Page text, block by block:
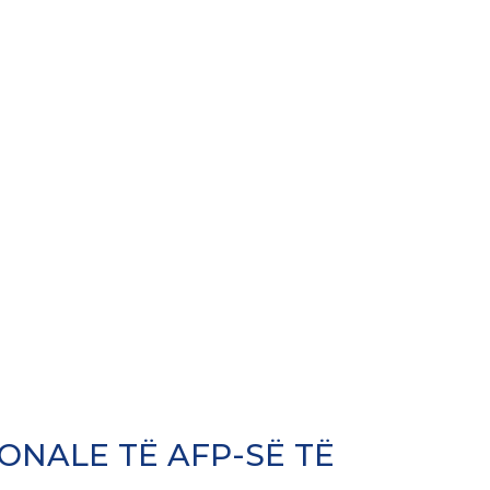
TË AFP-SË TË